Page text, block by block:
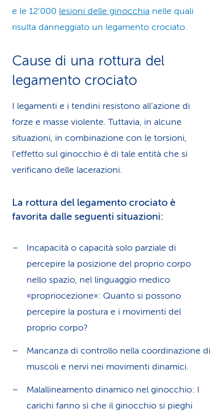
e le 12’000 lesioni delle ginocchia nelle quali
risulta danneggiato un legamento crociato.
Cause di una rottura del
legamento crociato
I legamenti e i tendini resistono all’azione di
forze e masse violente. Tuttavia, in alcune
situazioni, in combinazione con le torsioni,
l’effetto sul ginocchio è di tale entità che si
verificano delle lacerazioni.
La rottura del legamento crociato è
favorita dalle seguenti situazioni:
Incapacità o capacità solo parziale di
percepire la posizione del proprio corpo
nello spazio, nel linguaggio medico
«propriocezione»: Quanto si possono
percepire la postura e i movimenti del
proprio corpo?
Mancanza di controllo nella coordinazione di
muscoli e nervi nei movimenti dinamici.
Malallineamento dinamico nel ginocchio: I
carichi fanno sì che il ginocchio si pieghi